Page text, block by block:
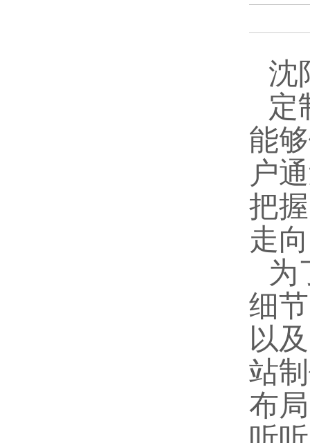
沈
定
能
户
把
走
为
细
以
站
布